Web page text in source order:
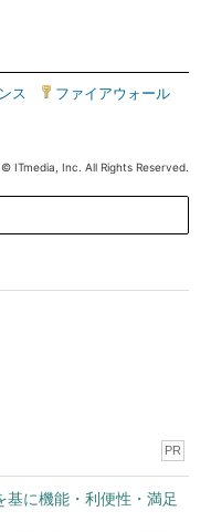
ス ファイアウォール
ITmedia, Inc. All Rights Reserved.
PR
基に機能・利便性・満足